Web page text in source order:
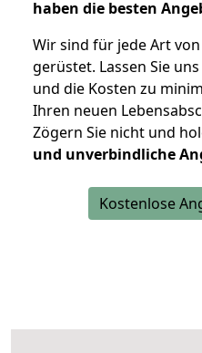
haben die besten
Wir sind für jede Art
gerüstet. Lassen Sie
und die Kosten zu
Ihren neuen
Zögern Sie nicht und
und unverbindliche
Kostenlose